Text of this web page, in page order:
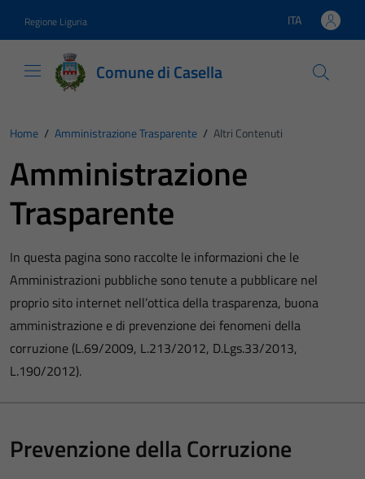
Regione Liguria Lingua attiva:
ITA
Comune di Casella
Home / Amministrazione Trasparente / Altri Contenuti
Amministrazione
Trasparente
In questa pagina sono raccolte le informazioni che le
Amministrazioni pubbliche sono tenute a pubblicare nel
proprio sito internet nell’ottica della trasparenza, buona
amministrazione e di prevenzione dei fenomeni della
corruzione (L.69/2009, L.213/2012, D.Lgs.33/2013,
L.190/2012).
Prevenzione della Corruzione